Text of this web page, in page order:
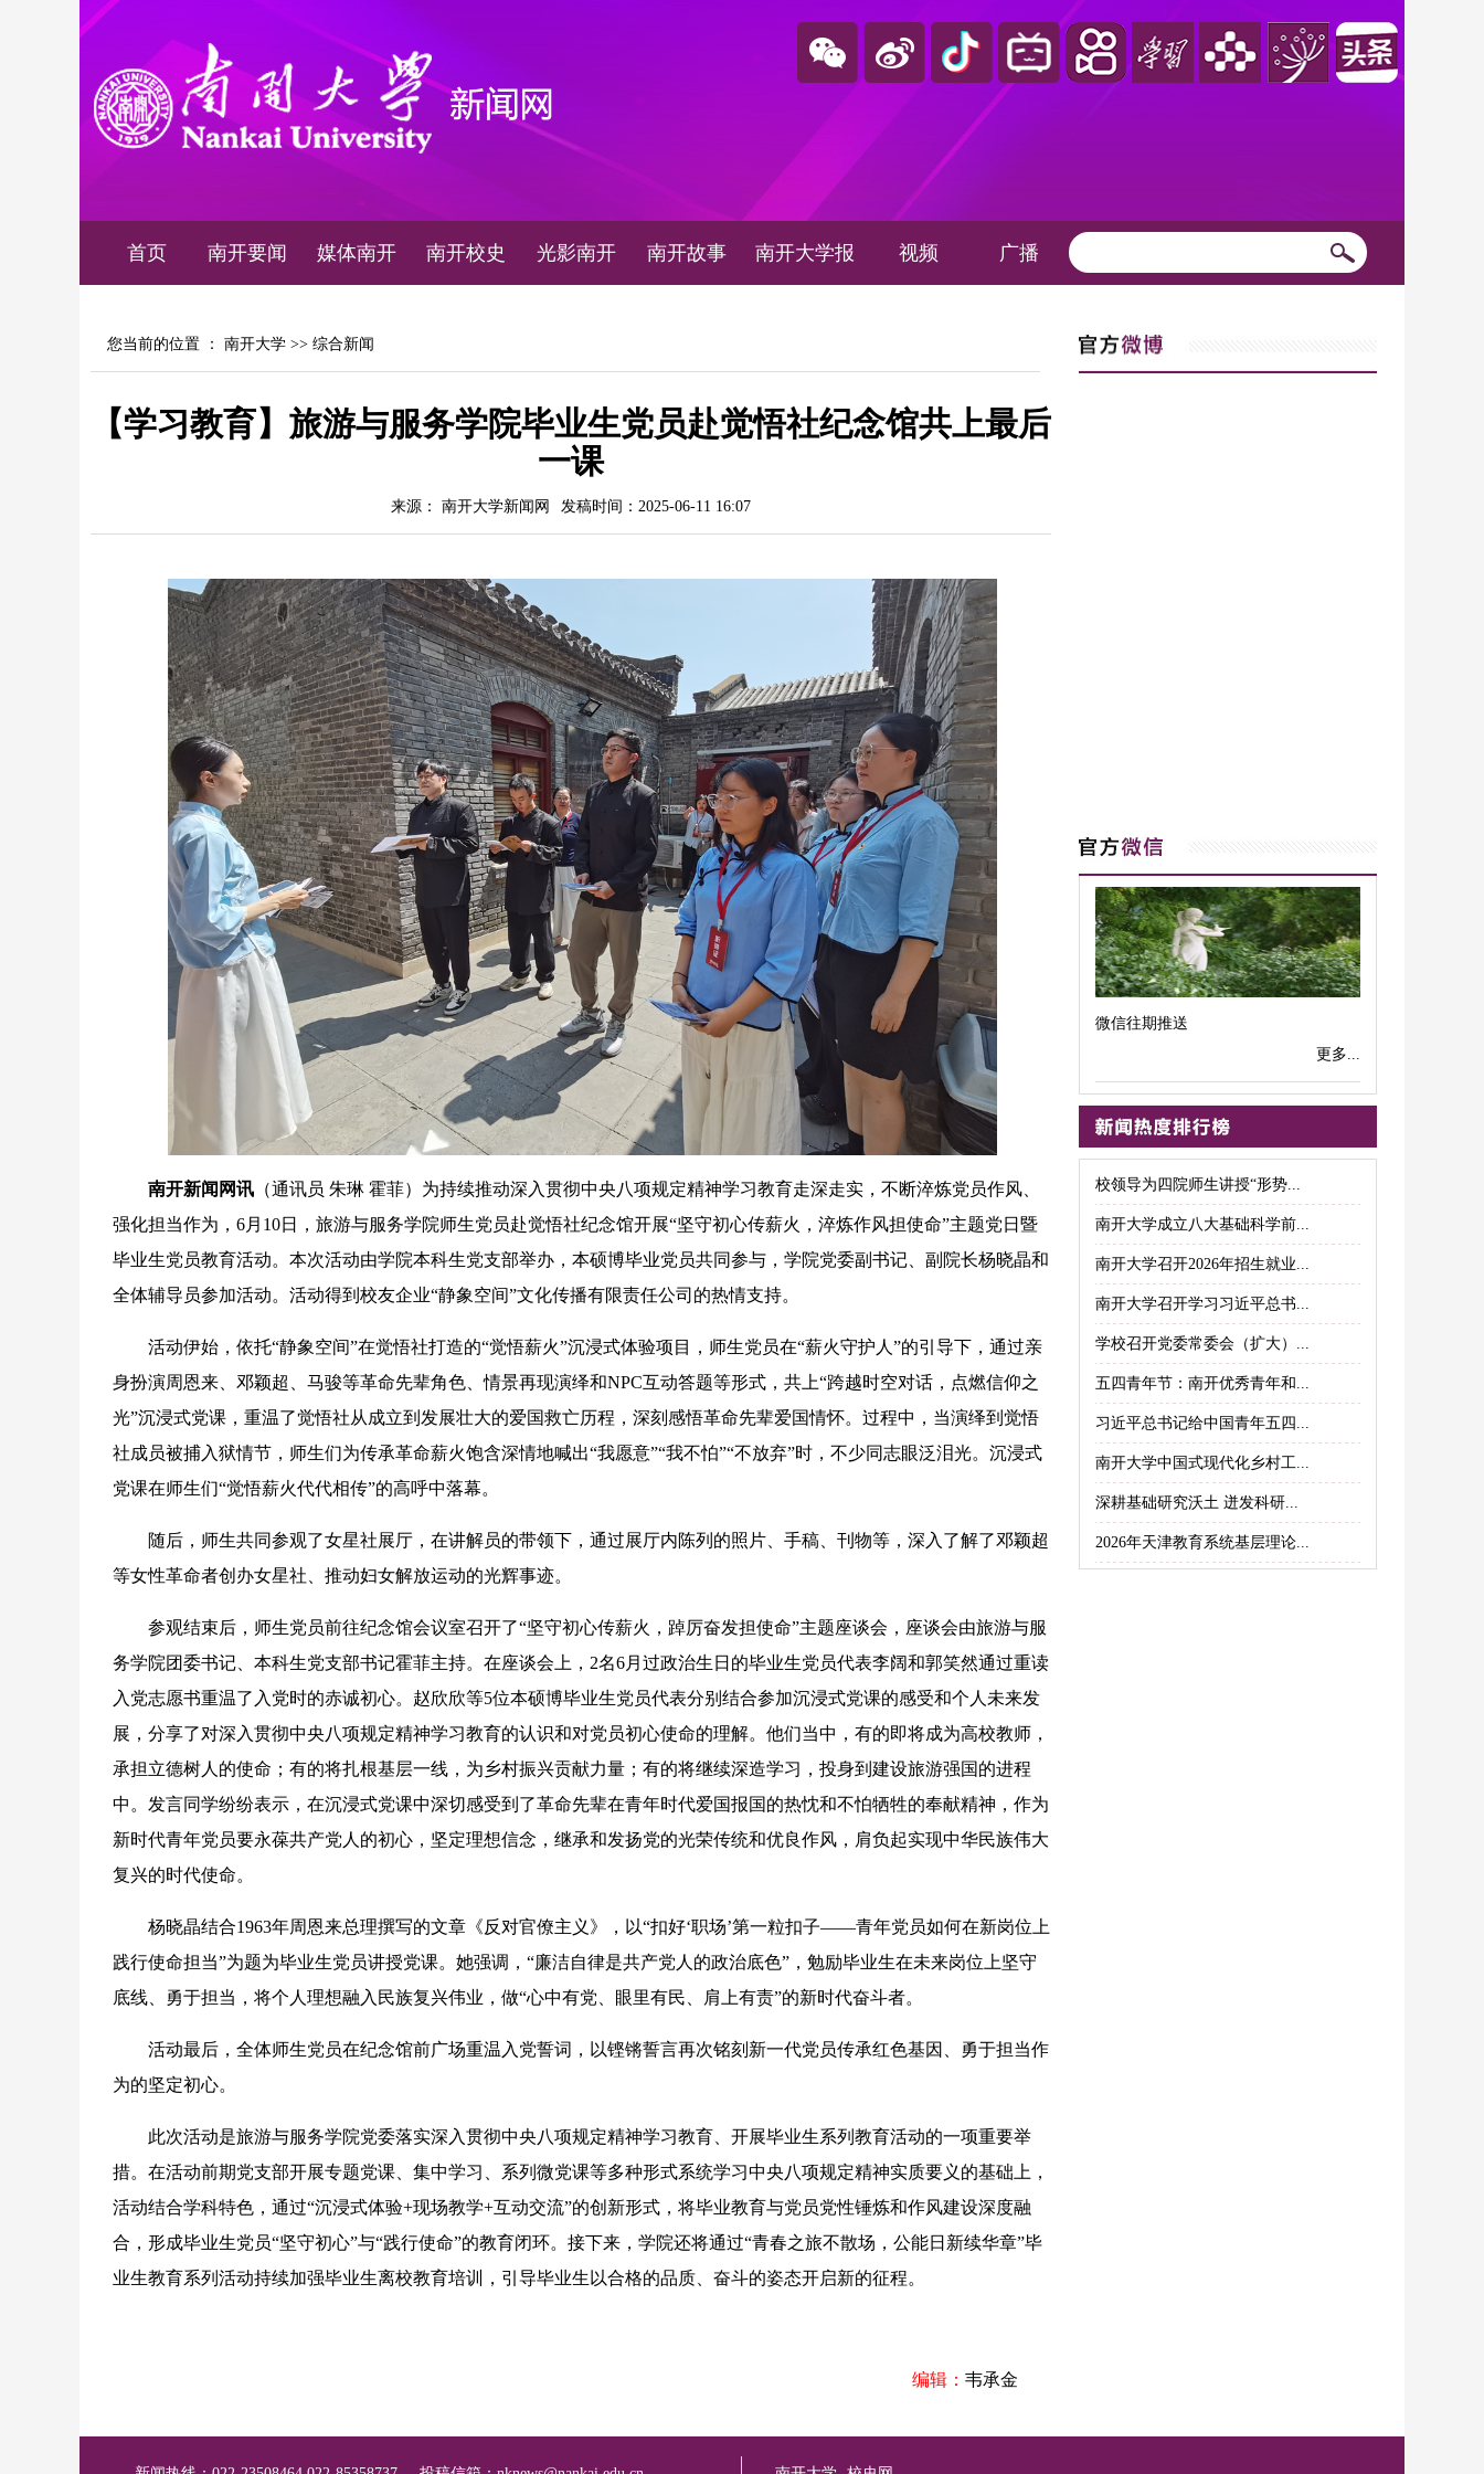
首页 南开要闻 媒体南开 南开校史 光影南开 南开故事 南开大学报 视频 广播
您当前的位置 ： 南开大学 >> 综合新闻
【学习教育】旅游与服务学院毕业生党员赴觉悟社纪念馆共上最后
一课
来源： 南开大学新闻网 发稿时间：2025-06-11 16:07
南开新闻网讯 （通讯员 朱琳 霍菲）为持续推动深入贯彻中央八项规定精神学习教育走深走实，不断淬炼党员作风、
强化担当作为，6月10日，旅游与服务学院师生党员赴觉悟社纪念馆开展“坚守初心传薪火，淬炼作风担使命”主题党日暨
毕业生党员教育活动。本次活动由学院本科生党支部举办，本硕博毕业党员共同参与，学院党委副书记、副院长杨晓晶和
全体辅导员参加活动。活动得到校友企业“静象空间”文化传播有限责任公司的热情支持。
活动伊始，依托“静象空间”在觉悟社打造的“觉悟薪火”沉浸式体验项目，师生党员在“薪火守护人”的引导下，通过亲
身扮演周恩来、邓颖超、马骏等革命先辈角色、情景再现演绎和NPC互动答题等形式，共上“跨越时空对话，点燃信仰之
光”沉浸式党课，重温了觉悟社从成立到发展壮大的爱国救亡历程，深刻感悟革命先辈爱国情怀。过程中，当演绎到觉悟
社成员被捕入狱情节，师生们为传承革命薪火饱含深情地喊出“我愿意”“我不怕”“不放弃”时，不少同志眼泛泪光。沉浸式
党课在师生们“觉悟薪火代代相传”的高呼中落幕。
随后，师生共同参观了女星社展厅，在讲解员的带领下，通过展厅内陈列的照片、手稿、刊物等，深入了解了邓颖超
等女性革命者创办女星社、推动妇女解放运动的光辉事迹。
参观结束后，师生党员前往纪念馆会议室召开了“坚守初心传薪火，踔厉奋发担使命”主题座谈会，座谈会由旅游与服
务学院团委书记、本科生党支部书记霍菲主持。在座谈会上，2名6月过政治生日的毕业生党员代表李阔和郭笑然通过重读
入党志愿书重温了入党时的赤诚初心。赵欣欣等5位本硕博毕业生党员代表分别结合参加沉浸式党课的感受和个人未来发
展，分享了对深入贯彻中央八项规定精神学习教育的认识和对党员初心使命的理解。他们当中，有的即将成为高校教师，
承担立德树人的使命；有的将扎根基层一线，为乡村振兴贡献力量；有的将继续深造学习，投身到建设旅游强国的进程
中。发言同学纷纷表示，在沉浸式党课中深切感受到了革命先辈在青年时代爱国报国的热忱和不怕牺牲的奉献精神，作为
新时代青年党员要永葆共产党人的初心，坚定理想信念，继承和发扬党的光荣传统和优良作风，肩负起实现中华民族伟大
复兴的时代使命。
杨晓晶结合1963年周恩来总理撰写的文章《反对官僚主义》，以“扣好‘职场’第一粒扣子——青年党员如何在新岗位上
践行使命担当”为题为毕业生党员讲授党课。她强调，“廉洁自律是共产党人的政治底色”，勉励毕业生在未来岗位上坚守
底线、勇于担当，将个人理想融入民族复兴伟业，做“心中有党、眼里有民、肩上有责”的新时代奋斗者。
活动最后，全体师生党员在纪念馆前广场重温入党誓词，以铿锵誓言再次铭刻新一代党员传承红色基因、勇于担当作
为的坚定初心。
此次活动是旅游与服务学院党委落实深入贯彻中央八项规定精神学习教育、开展毕业生系列教育活动的一项重要举
措。在活动前期党支部开展专题党课、集中学习、系列微党课等多种形式系统学习中央八项规定精神实质要义的基础上，
活动结合学科特色，通过“沉浸式体验+现场教学+互动交流”的创新形式，将毕业教育与党员党性锤炼和作风建设深度融
合，形成毕业生党员“坚守初心”与“践行使命”的教育闭环。接下来，学院还将通过“青春之旅不散场，公能日新续华章”毕
业生教育系列活动持续加强毕业生离校教育培训，引导毕业生以合格的品质、奋斗的姿态开启新的征程。
编辑： 韦承金
微信往期推送
更多...
校领导为四院师生讲授“形势...
南开大学成立八大基础科学前...
南开大学召开2026年招生就业...
南开大学召开学习习近平总书...
学校召开党委常委会（扩大）...
五四青年节：南开优秀青年和...
习近平总书记给中国青年五四...
南开大学中国式现代化乡村工...
深耕基础研究沃土 迸发科研...
2026年天津教育系统基层理论...